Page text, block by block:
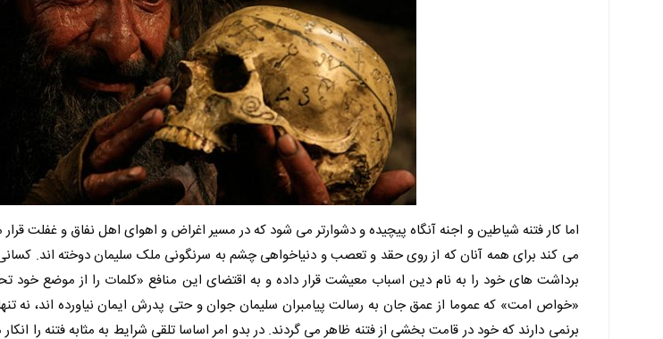
اما کار فتنه شیاطین و اجنه آنگاه پیچیده و دشوارتر می شود که در مسیر اغراض و اهوای اهل نفاق و غفلت
می کند برای همه آنان که از روی حقد و تعصب و دنیاخواهی چشم به سرنگونی ملک سلیمان دوخته اند.
برداشت های خود را به نام دین اسباب معیشت قرار داده و به اقتضای این منافع «کلمات را از موضع خود
«خواص امت» که عموما از عمق جان به رسالت پیامبران سلیمان جوان و حتی پدرش ایمان نیاورده اند، نه
برنمی دارند که خود در قامت بخشی از فتنه ظاهر می گردند. در بدو امر اساسا تلقی شرایط به مثابه فتنه را